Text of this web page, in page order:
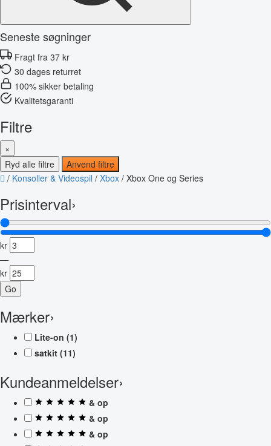
Seneste søgninger
Fragt fra 37 kr
30 dages returret
100% sikker betaling
Kvalitetsgaranti
Filtre
×
Ryd alle filtre
Anvend filtre
/ Konsoller & Videospil / Xbox / Xbox One og Series
Prisinterval›
kr
—
kr
Go
Mærker›
Lite-on (1)
satkit (11)
Kundeanmeldelser›
& op
& op
& op